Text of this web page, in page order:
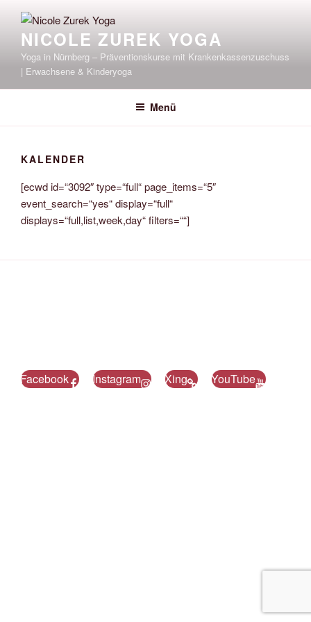
Inhalt
springenNICOLE ZUREK YOGA
Yoga in Nürnberg – Präventionskurse mit Krankenkassenzuschuss
| Erwachsene & Kinderyoga
Menü
KALENDER
[ecwd id=“3092″ type=“full“ page_items=“5″
event_search=“yes“ display=“full“
displays=“full,list,week,day“ filters=““]
Facebook Instagram Xing YouTube